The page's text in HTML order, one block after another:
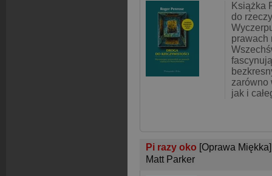
Książka
do
prawach
zarówno
jak i
Pi razy oko [Oprawa Miękka]
Matt Parker